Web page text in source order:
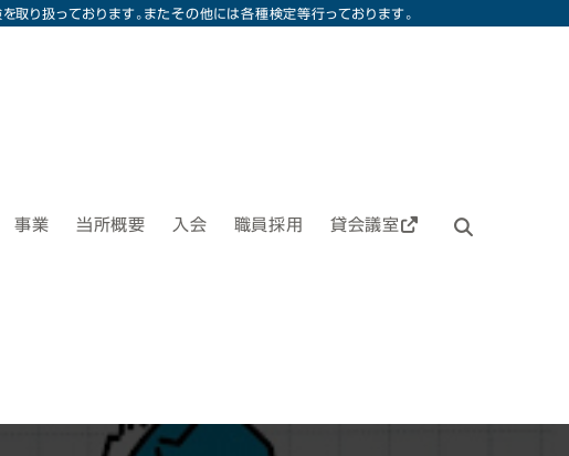
り扱っております。またその他には各種検定等行っております。
事業 当所概要 入会 職員採用 貸会議室